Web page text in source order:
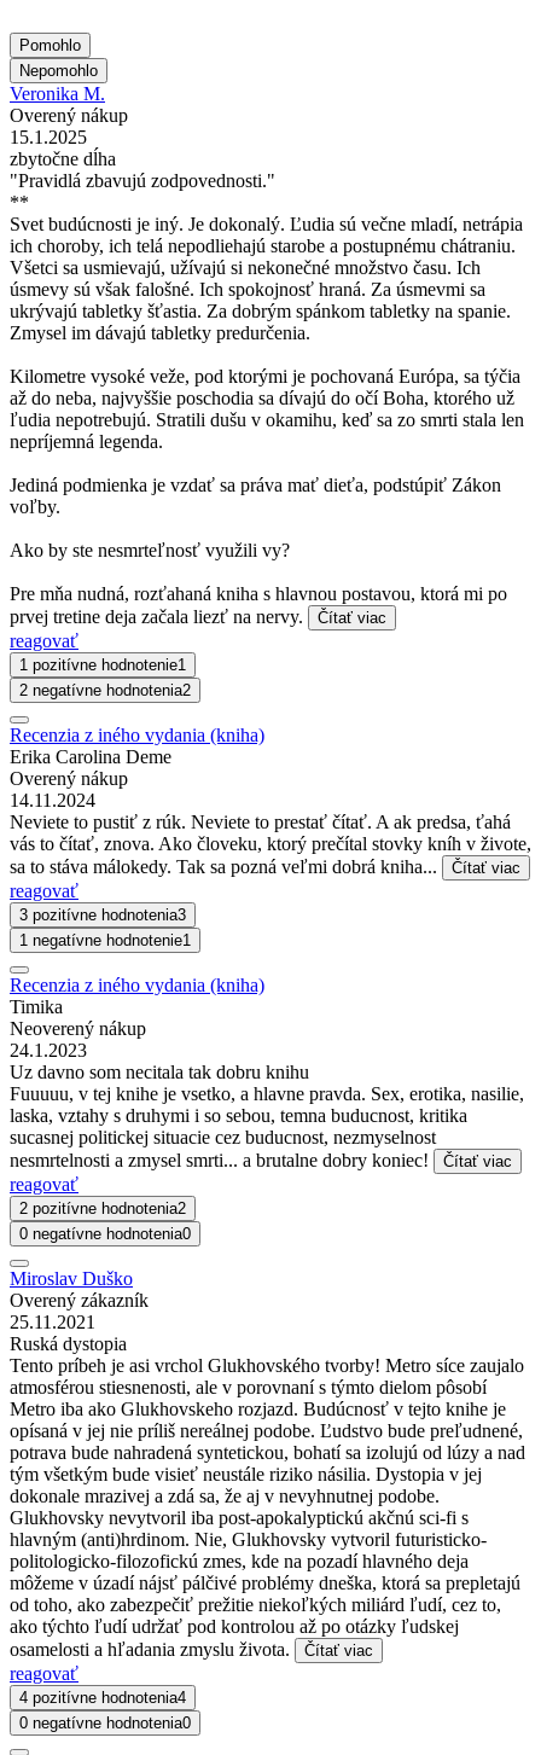
Pomohlo
Nepomohlo
Veronika M.
Overený nákup
15.1.2025
zbytočne dĺha
"Pravidlá zbavujú zodpovednosti."
**
Svet budúcnosti je iný. Je dokonalý. Ľudia sú večne mladí, netrápia
ich choroby, ich telá nepodliehajú starobe a postupnému chátraniu.
Všetci sa usmievajú, užívajú si nekonečné množstvo času. Ich
úsmevy sú však falošné. Ich spokojnosť hraná. Za úsmevmi sa
ukrývajú tabletky šťastia. Za dobrým spánkom tabletky na spanie.
Zmysel im dávajú tabletky predurčenia.
Kilometre vysoké veže, pod ktorými je pochovaná Európa, sa týčia
až do neba, najvyššie poschodia sa dívajú do očí Boha, ktorého už
ľudia nepotrebujú. Stratili dušu v okamihu, keď sa zo smrti stala len
nepríjemná legenda.
Jediná podmienka je vzdať sa práva mať dieťa, podstúpiť Zákon
voľby.
Ako by ste nesmrteľnosť využili vy?
Pre mňa nudná, rozťahaná kniha s hlavnou postavou, ktorá mi po
prvej tretine deja začala liezť na nervy.
Čítať viac
reagovať
1 pozitívne hodnotenie1
2 negatívne hodnotenia2
Recenzia z iného vydania (kniha)
Erika Carolina Deme
Overený nákup
14.11.2024
Neviete to pustiť z rúk. Neviete to prestať čítať. A ak predsa, ťahá
vás to čítať, znova. Ako človeku, ktorý prečítal stovky kníh v živote,
sa to stáva málokedy. Tak sa pozná veľmi dobrá kniha...
Čítať viac
reagovať
3 pozitívne hodnotenia3
1 negatívne hodnotenie1
Recenzia z iného vydania (kniha)
Timika
Neoverený nákup
24.1.2023
Uz davno som necitala tak dobru knihu
Fuuuuu, v tej knihe je vsetko, a hlavne pravda. Sex, erotika, nasilie,
laska, vztahy s druhymi i so sebou, temna buducnost, kritika
sucasnej politickej situacie cez buducnost, nezmyselnost
nesmrtelnosti a zmysel smrti... a brutalne dobry koniec!
Čítať viac
reagovať
2 pozitívne hodnotenia2
0 negatívne hodnotenia0
Miroslav Duško
Overený zákazník
25.11.2021
Ruská dystopia
Tento príbeh je asi vrchol Glukhovského tvorby! Metro síce zaujalo
atmosférou stiesnenosti, ale v porovnaní s týmto dielom pôsobí
Metro iba ako Glukhovskeho rozjazd. Budúcnosť v tejto knihe je
opísaná v jej nie príliš nereálnej podobe. Ľudstvo bude preľudnené,
potrava bude nahradená syntetickou, bohatí sa izolujú od lúzy a nad
tým všetkým bude visieť neustále riziko násilia. Dystopia v jej
dokonale mrazivej a zdá sa, že aj v nevyhnutnej podobe.
Glukhovsky nevytvoril iba post-apokalyptickú akčnú sci-fi s
hlavným (anti)hrdinom. Nie, Glukhovsky vytvoril futuristicko-
politologicko-filozofickú zmes, kde na pozadí hlavného deja
môžeme v úzadí nájsť pálčivé problémy dneška, ktorá sa prepletajú
od toho, ako zabezpečiť prežitie niekoľkých miliárd ľudí, cez to,
ako týchto ľudí udržať pod kontrolou až po otázky ľudskej
osamelosti a hľadania zmyslu života.
Čítať viac
reagovať
4 pozitívne hodnotenia4
0 negatívne hodnotenia0